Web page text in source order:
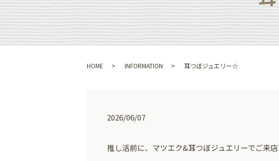
HOME INFORMATION 耳つぼジュエリー☆
2026/06/07
推し活前に、マツエク&耳つぼジュエリーでご来